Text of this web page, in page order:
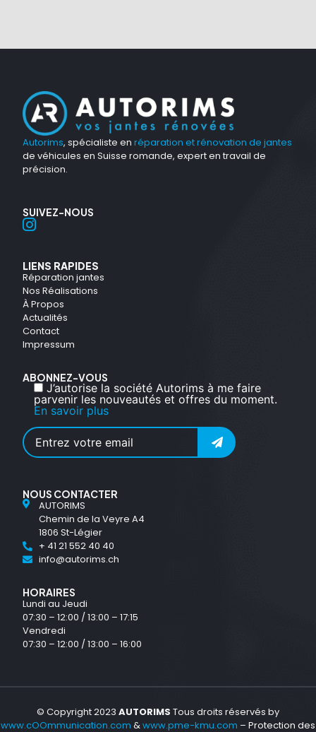
Autorims, spécialiste enréparation et rénovation de jantes
de véhicules en Suisse romande, expert en travail de
précision.
SUIVEZ-NOUS
LIENS RAPIDES
Réparation jantes
Nos Réalisations
À Propos
Actualités
Contact
Impressum
ABONNEZ-VOUS
J’autorise la société Autorims à me faire
parvenir les nouveautés et offres du moment.
En savoir plus
NOUS CONTACTER
AUTORIMS
Chemin de la Veyre A4
1806 St-Légier
+ 41 21 552 40 40
info@autorims.ch
HORAIRES
Lundi au Jeudi
07:30 – 12:00 / 13:00 – 17:15
Vendredi
07:30 – 12:00 / 13:00 – 16:00
© Copyright 2023 AUTORIMS Tous droits réservés by
www.cOOmmunication.com &www.pme-kmu.com – Protection des